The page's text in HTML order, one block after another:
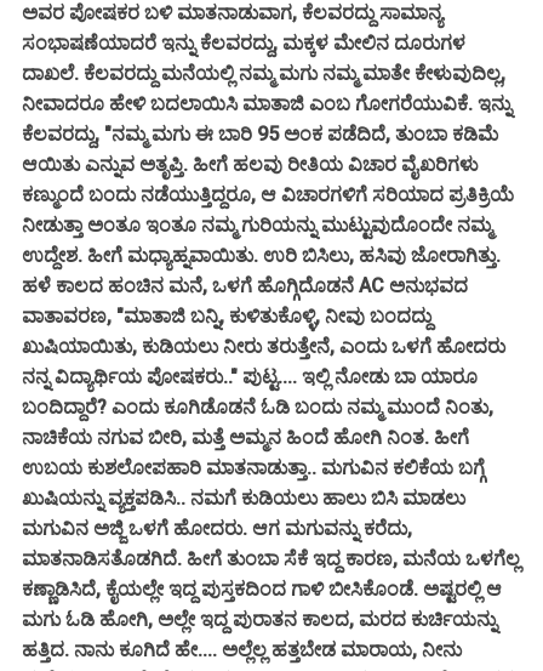
ಅವರ ಪೋಷಕರ ಬಳಿ ಮಾತನಾಡುವಾಗ, ಕೆಲವರದ್ದು ಸಾಮಾನ್ಯ
ಸಂಭಾಷಣೆಯಾದರೆ ಇನ್ನು ಕೆಲವರದ್ದು, ಮಕ್ಕಳ ಮೇಲಿನ ದೂರುಗಳ
ದಾಖಲೆ. ಕೆಲವರದ್ದು ಮನೆಯಲ್ಲಿ ನಮ್ಮ ಮಗು ನಮ್ಮ ಮಾತೇ ಕೇಳುವುದಿಲ್ಲ,
ನೀವಾದರೂ ಹೇಳಿ ಬದಲಾಯಿಸಿ ಮಾತಾಜಿ ಎಂಬ ಗೋಗರೆಯುವಿಕೆ. ಇನ್ನು
ಕೆಲವರದ್ದು, "ನಮ್ಮ ಮಗು ಈ ಬಾರಿ 95 ಅಂಕ ಪಡೆದಿದೆ, ತುಂಬಾ ಕಡಿಮೆ
ಆಯಿತು ಎನ್ನುವ ಅತೃಪ್ತಿ. ಹೀಗೆ ಹಲವು ರೀತಿಯ ವಿಚಾರ ವೈಖರಿಗಳು
ಕಣ್ಮುಂದೆ ಬಂದು ನಡೆಯುತ್ತಿದ್ದರೂ, ಆ ವಿಚಾರಗಳಿಗೆ ಸರಿಯಾದ ಪ್ರತಿಕ್ರಿಯೆ
ನೀಡುತ್ತಾ ಅಂತೂ ಇಂತೂ ನಮ್ಮ ಗುರಿಯನ್ನು ಮುಟ್ಟುವುದೊಂದೇ ನಮ್ಮ
ಉದ್ದೇಶ. ಹೀಗೆ ಮಧ್ಯಾಹ್ನವಾಯಿತು. ಉರಿ ಬಿಸಿಲು, ಹಸಿವು ಜೋರಾಗಿತ್ತು.
ಹಳೆ ಕಾಲದ ಹಂಚಿನ ಮನೆ, ಒಳಗೆ ಹೊಗ್ಗಿದೊಡನೆ AC ಅನುಭವದ
ವಾತಾವರಣ, "ಮಾತಾಜಿ ಬನ್ನಿ, ಕುಳಿತುಕೊಳ್ಳಿ, ನೀವು ಬಂದದ್ದು
ಖುಷಿಯಾಯಿತು, ಕುಡಿಯಲು ನೀರು ತರುತ್ತೇನೆ, ಎಂದು ಒಳಗೆ ಹೋದರು
ನನ್ನ ವಿದ್ಯಾರ್ಥಿಯ ಪೋಷಕರು.." ಪುಟ್ಟ.... ಇಲ್ಲಿ ನೋಡು ಬಾ ಯಾರೂ
ಬಂದಿದ್ದಾರೆ? ಎಂದು ಕೂಗಿಡೊಡನೆ ಓಡಿ ಬಂದು ನಮ್ಮ ಮುಂದೆ ನಿಂತು,
ನಾಚಿಕೆಯ ನಗುವ ಬೀರಿ, ಮತ್ತೆ ಅಮ್ಮನ ಹಿಂದೆ ಹೋಗಿ ನಿಂತ. ಹೀಗೆ
ಉಬಯ ಕುಶಲೋಪಹಾರಿ ಮಾತನಾಡುತ್ತಾ.. ಮಗುವಿನ ಕಲಿಕೆಯ ಬಗ್ಗೆ
ಖುಷಿಯನ್ನು ವ್ಯಕ್ತಪಡಿಸಿ.. ನಮಗೆ ಕುಡಿಯಲು ಹಾಲು ಬಿಸಿ ಮಾಡಲು
ಮಗುವಿನ ಅಜ್ಜಿ ಒಳಗೆ ಹೋದರು. ಆಗ ಮಗುವನ್ನು ಕರೆದು,
ಮಾತನಾಡಿಸತೊಡಗಿದೆ. ಹೀಗೆ ತುಂಬಾ ಸೆಕೆ ಇದ್ದ ಕಾರಣ, ಮನೆಯ ಒಳಗೆಲ್ಲ
ಕಣ್ಣಾಡಿಸಿದೆ, ಕೈಯಲ್ಲೇ ಇದ್ದ ಪುಸ್ತಕದಿಂದ ಗಾಳಿ ಬೀಸಿಕೊಂಡೆ. ಅಷ್ಟರಲ್ಲಿ ಆ
ಮಗು ಓಡಿ ಹೋಗಿ, ಅಲ್ಲೇ ಇದ್ದ ಪುರಾತನ ಕಾಲದ, ಮರದ ಕುರ್ಚಿಯನ್ನು
ಹತ್ತಿದ. ನಾನು ಕೂಗಿದೆ ಹೇ.... ಅಲ್ಲೆಲ್ಲ ಹತ್ತಬೇಡ ಮಾರಾಯ, ನೀನು